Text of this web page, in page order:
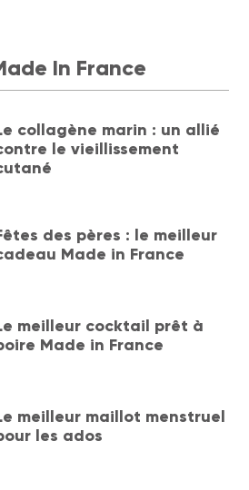
In France
collagène marin : un allié
le vieillissement
des pères : le meilleur
Made in France
meilleur cocktail prêt à
Made in France
meilleur maillot menstruel
les ados